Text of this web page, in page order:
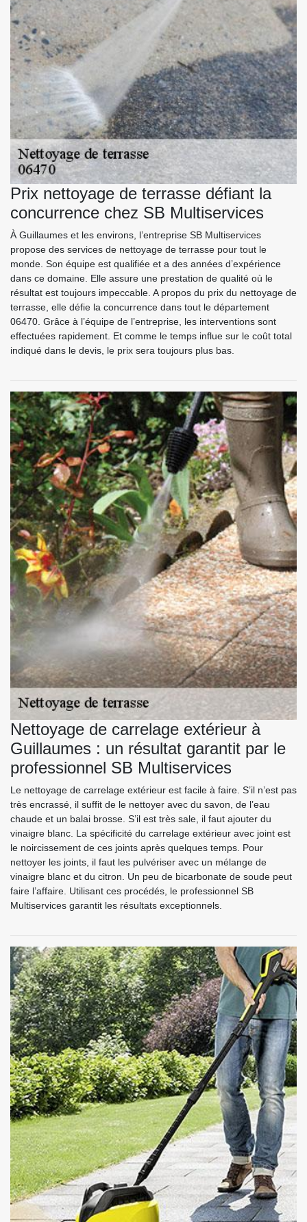
Prix nettoyage de terrasse défiant la
concurrence chez SB Multiservices
À Guillaumes et les environs, l’entreprise SB Multiservices
propose des services de nettoyage de terrasse pour tout le
monde. Son équipe est qualifiée et a des années d’expérience
dans ce domaine. Elle assure une prestation de qualité où le
résultat est toujours impeccable. A propos du prix du nettoyage de
terrasse, elle défie la concurrence dans tout le département
06470. Grâce à l’équipe de l’entreprise, les interventions sont
effectuées rapidement. Et comme le temps influe sur le coût total
indiqué dans le devis, le prix sera toujours plus bas.
Nettoyage de carrelage extérieur à
Guillaumes : un résultat garantit par le
professionnel SB Multiservices
Le nettoyage de carrelage extérieur est facile à faire. S’il n’est pas
très encrassé, il suffit de le nettoyer avec du savon, de l’eau
chaude et un balai brosse. S’il est très sale, il faut ajouter du
vinaigre blanc. La spécificité du carrelage extérieur avec joint est
le noircissement de ces joints après quelques temps. Pour
nettoyer les joints, il faut les pulvériser avec un mélange de
vinaigre blanc et du citron. Un peu de bicarbonate de soude peut
faire l’affaire. Utilisant ces procédés, le professionnel SB
Multiservices garantit les résultats exceptionnels.